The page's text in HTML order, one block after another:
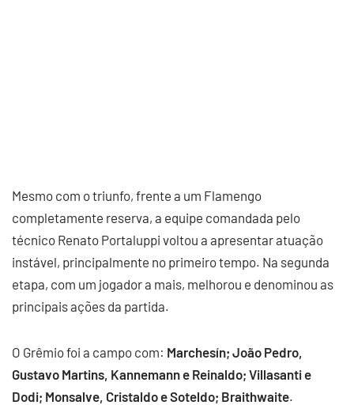
Mesmo com o triunfo, frente a um Flamengo
completamente reserva, a equipe comandada pelo
técnico Renato Portaluppi voltou a apresentar atuação
instável, principalmente no primeiro tempo. Na segunda
etapa, com um jogador a mais, melhorou e denominou as
principais ações da partida.
O Grêmio foi a campo com: Marchesín; João Pedro,
Gustavo Martins, Kannemann e Reinaldo; Villasanti e
Dodi; Monsalve, Cristaldo e Soteldo; Braithwaite.